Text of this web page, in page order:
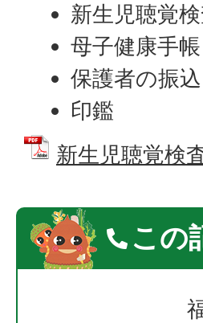
新生児聴覚
母子健康手帳
保護者の振
印鑑
新生児聴覚検
この